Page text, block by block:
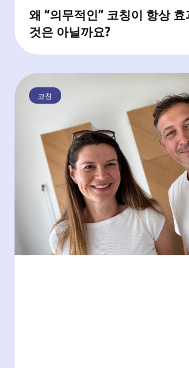
왜 “의무적인” 코칭이 항상
것은 아닐까요?
코칭